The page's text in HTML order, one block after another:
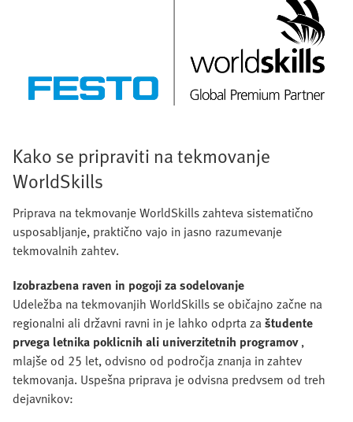
Kako se pripraviti na tekmovanje
WorldSkills
Priprava na tekmovanje WorldSkills zahteva sistematično
usposabljanje, praktično vajo in jasno razumevanje
tekmovalnih zahtev.
Izobrazbena raven in pogoji za sodelovanje
Udeležba na tekmovanjih WorldSkills se običajno začne na
regionalni ali državni ravni in je lahko odprta zaštudente
prvega letnika poklicnih ali univerzitetnih programov,
mlajše od 25 let, odvisno od področja znanja in zahtev
tekmovanja. Uspešna priprava je odvisna predvsem od treh
dejavnikov: